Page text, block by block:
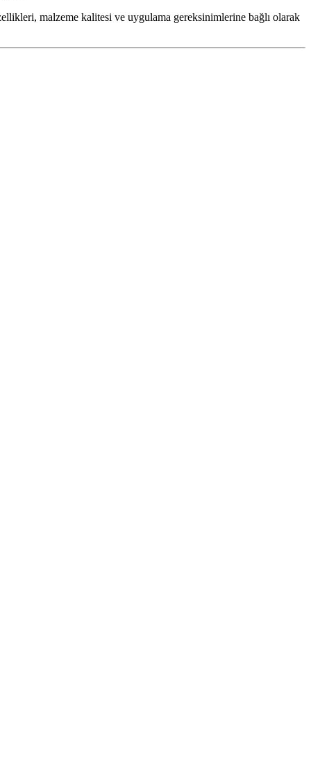
malzeme kalitesi ve uygulama gereksinimlerine bağlı olarak